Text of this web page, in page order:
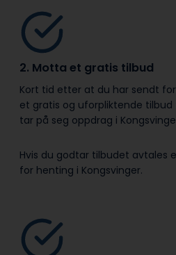
2. Motta et gratis tilbud
Kort tid etter at du har sendt
et gratis og uforpliktende tilbud
tar på seg oppdrag i
Hvis du godtar tilbudet avtales
for henting i Kongsvinger.